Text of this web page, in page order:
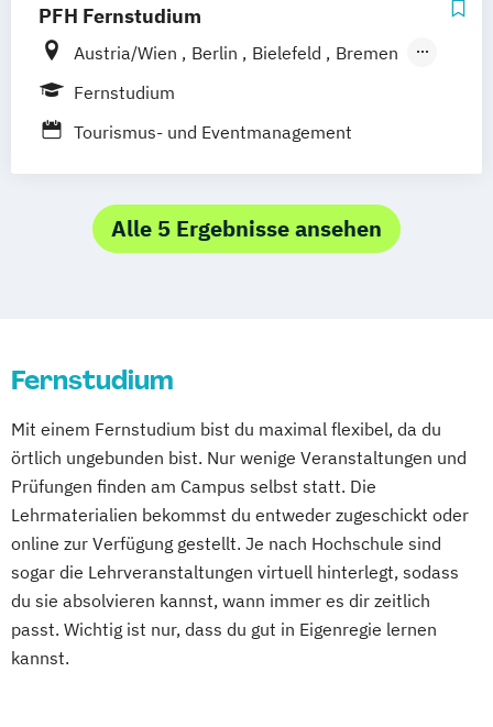
PFH Fernstudium
Austria/Wien Berlin Bielefeld
Bremen
Dortmund
Hamburg
Hannover
Kaiserslautern/Kusel Kiel Leipzig
Ludwigshafen/Diez München Nürnberg
Online-Fernstudium Regensburg Stade
Fernstudium
Tourismus- und Eventmanagement
Alle 5 Ergebnisse ansehen
Fernstudium
Mit einem Fernstudium bist du maximal flexibel, da du
örtlich ungebunden bist. Nur wenige Veranstaltungen und
Prüfungen finden am Campus selbst statt. Die
Lehrmaterialien bekommst du entweder zugeschickt oder
online zur Verfügung gestellt. Je nach Hochschule sind
sogar die Lehrveranstaltungen virtuell hinterlegt, sodass
du sie absolvieren kannst, wann immer es dir zeitlich
passt. Wichtig ist nur, dass du gut in Eigenregie lernen
kannst.